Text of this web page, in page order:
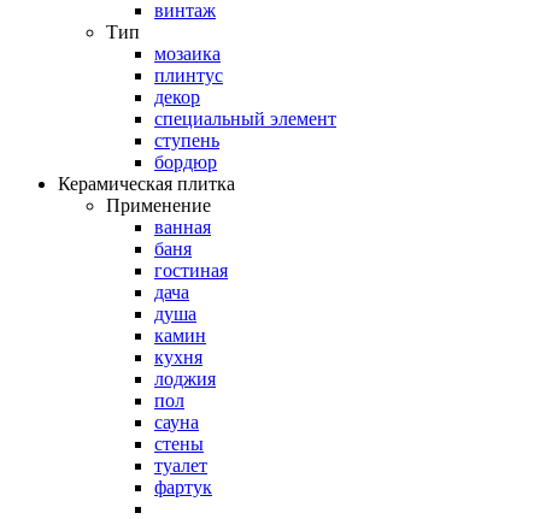
винтаж
Тип
мозаика
плинтус
декор
специальный элемент
ступень
бордюр
Керамическая плитка
Применение
ванная
баня
гостиная
дача
душа
камин
кухня
лоджия
пол
сауна
стены
туалет
фартук